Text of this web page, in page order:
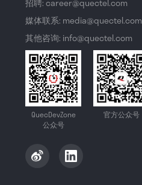
招聘: career@quectel.com
媒体联系: media@quectel.com
其他咨询: info@quectel.com
QuecDevZone
公众号
官方公众号